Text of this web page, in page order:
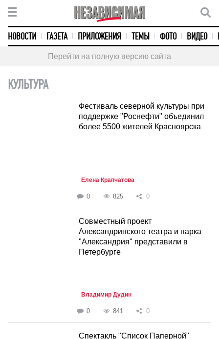
НОВОСТИ ГАЗЕТА ПРИЛОЖЕНИЯ ТЕМЫ ФОТО ВИДЕО
Перейти на полную версию сайта
КУЛЬТУРА
Фестиваль северной культуры при
поддержке "Роснефти" объединил
более 5500 жителей Красноярска
Елена Крапчатова
0 825 0
Совместный проект
Александринского театра и парка
"Александрия" представили в
Петербурге
Владимир Дудин
0 841 0
Спектакль "Список Паперной"